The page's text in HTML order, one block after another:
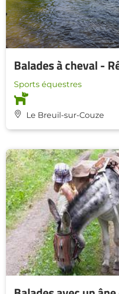
Balades à cheval -
Sports équestres
Le Breuil-sur-Couze